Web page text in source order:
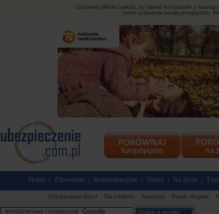
Używamy plików cookies, by ułatwić korzystanie z
zmień ustawienia swojej przeglądarki.
Home Zdrowotne Komunikacyjne Domu Na życie
Ubezpieczenia Direct Dla rolników Narzędzia Porady eksperta